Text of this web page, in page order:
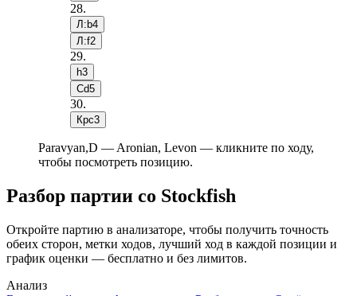
28.
Л:b4
Л:f2
29.
h3
Сd5
30.
Крc3
Paravyan,D — Aronian, Levon — кликните по ходу,
чтобы посмотреть позицию.
Разбор партии со Stockfish
Откройте партию в анализаторе, чтобы получить точность
обеих сторон, метки ходов, лучший ход в каждой позиции и
график оценки — бесплатно и без лимитов.
Анализ